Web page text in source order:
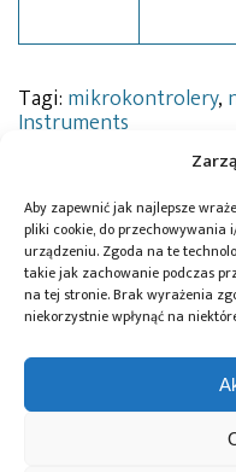
Aby zapewnić jak najlepsze
pliki cookie, do
urządzeniu. Zgoda na te
takie jak zachowanie podczas
na tej stronie. Brak wyrażenia
niekorzystnie wpłynąć na
Tagi: mikrokontrolery,
Instruments
Przeczytaj również:
Polska – jubileusz
Global
normę